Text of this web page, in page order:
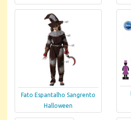
Fato Espantalho Sangrento
Halloween